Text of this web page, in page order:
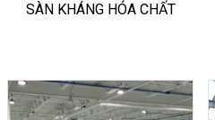
SÀN KHÁNG HÓA CHẤT